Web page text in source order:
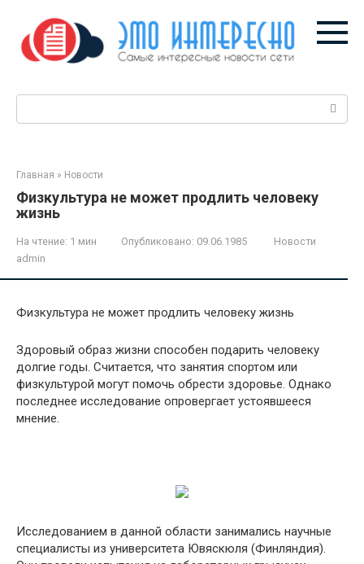
контенту
Главная » Новости
Физкультура не может продлить человеку
жизнь
На чтение: 1 мин Опубликовано: 09.06.1985
Новости
admin
Физкультура не может продлить человеку жизнь
Здоровый образ жизни способен подарить человеку
долгие годы. Считается, что занятия спортом или
физкультурой могут помочь обрести здоровье. Однако
последнее исследование опровергает устоявшееся
мнение.
Исследованием в данной области занимались научные
специалисты из университета Ювяскюля (Финляндия).